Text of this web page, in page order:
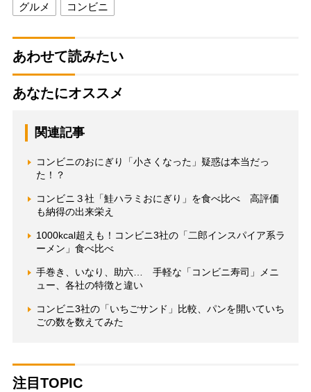
グルメ コンビニ
あわせて読みたい
あなたにオススメ
関連記事
コンビニのおにぎり「小さくなった」疑惑は本当だっ
た！？
コンビニ３社「鮭ハラミおにぎり」を食べ比べ 高評価
も納得の出来栄え
1000kcal超えも！コンビニ3社の「二郎インスパイア系ラ
ーメン」食べ比べ
手巻き、いなり、助六… 手軽な「コンビニ寿司」メニ
ュー、各社の特徴と違い
コンビニ3社の「いちごサンド」比較、パンを開いていち
ごの数を数えてみた
注目TOPIC